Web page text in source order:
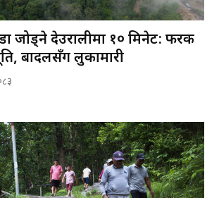
जोड्ने देउरालीमा १० मिनेट: फरक
बादलसँग लुकामारी